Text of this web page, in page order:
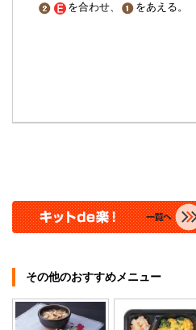
を合わせ、
をあえる。
その他のおすすめメニュー